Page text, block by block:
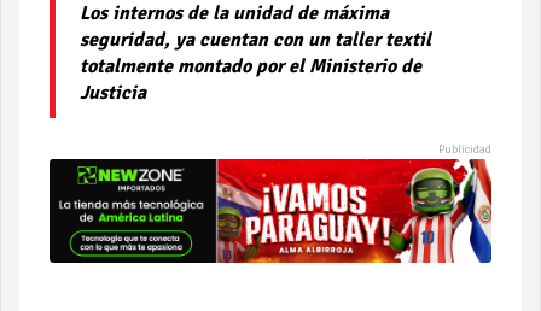
Los internos de la unidad de máxima
seguridad, ya cuentan con un taller textil
totalmente montado por el Ministerio de
Justicia